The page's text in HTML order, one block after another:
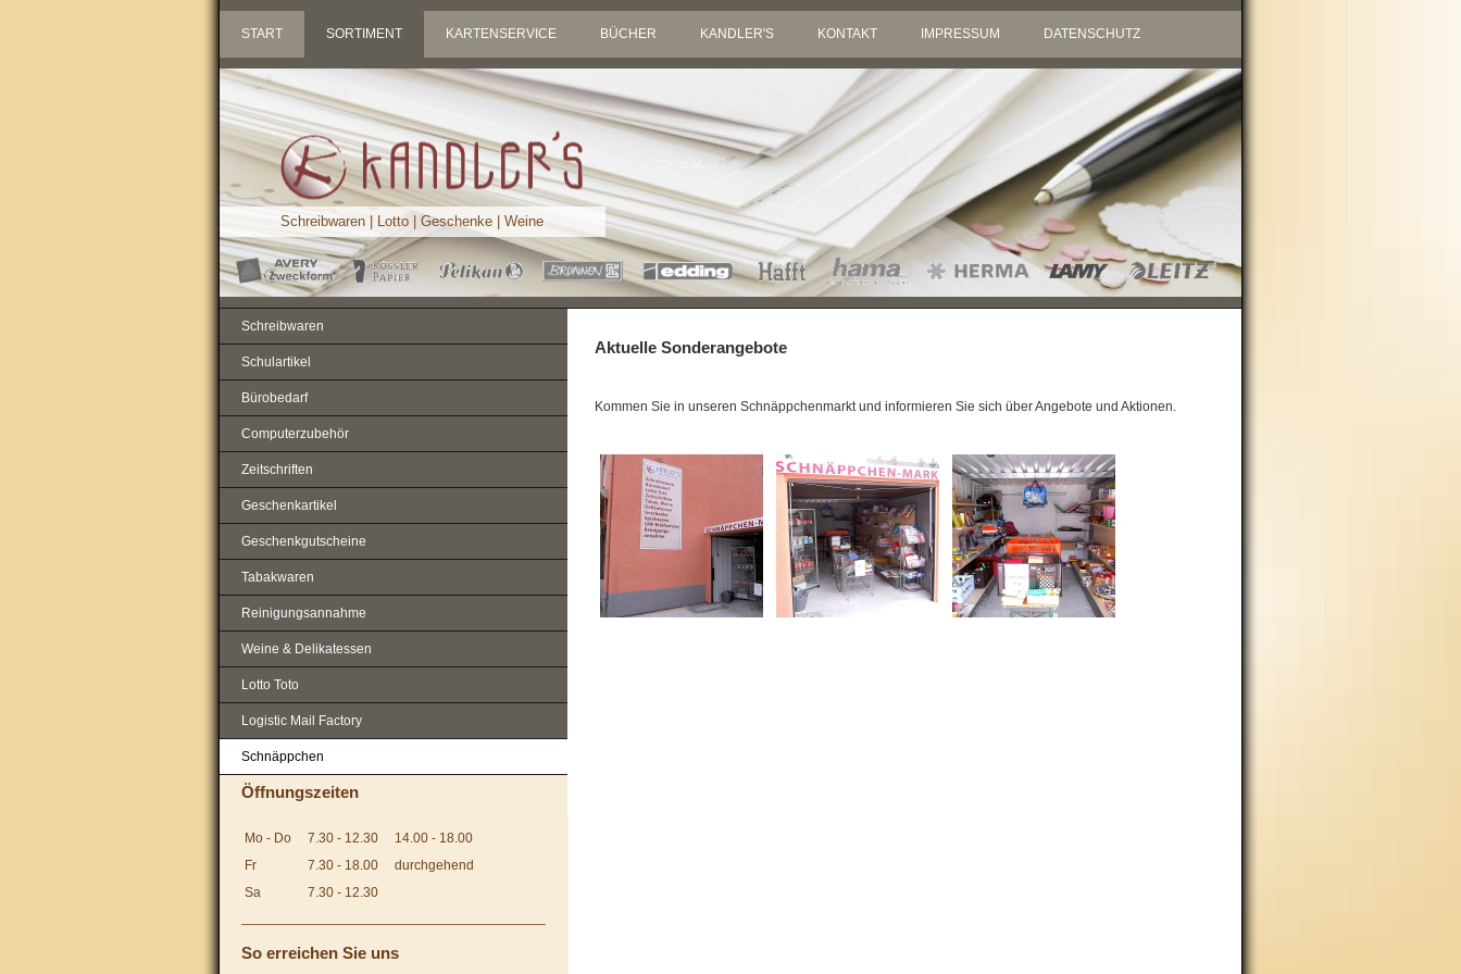
START SORTIMENT KARTENSERVICE BÜCHER KANDLER'S KONTAKT IMPRESSUM DATENSCHUTZ
Schreibwaren | Lotto | Geschenke | Weine
Schreibwaren
Schulartikel
Bürobedarf
Computerzubehör
Zeitschriften
Geschenkartikel
Geschenkgutscheine
Tabakwaren
Reinigungsannahme
Weine & Delikatessen
Lotto Toto
Logistic Mail Factory
Schnäppchen
Öffnungszeiten
Mo - Do 7.30 - 12.30
14.00 - 18.00
Fr
7.30 - 18.00
durchgehend
Sa
7.30 - 12.30
So erreichen Sie uns
Aktuelle Sonderangebote
Kommen Sie in unseren Schnäppchenmarkt und informieren Sie sich über Angebote und Aktionen.